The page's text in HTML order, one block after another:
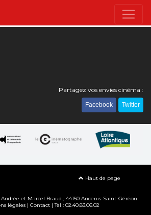
Partagez vos envies cinéma :
Facebook Twitter
Haut de page
Andrée et Marcel Braud , 44150 Ancenis-Saint-Géréon
légales | Contact | Tel : 02.40.83.06.02